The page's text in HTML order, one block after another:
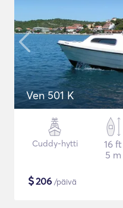
Ven 501 K
Cuddy-hytti
16 ft
5 m
$206 /päivä